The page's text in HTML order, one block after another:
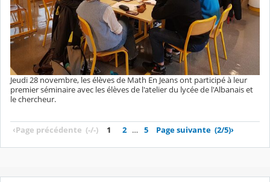
Jeudi 28 novembre, les élèves de Math En Jeans ont participé à leur
premier séminaire avec les élèves de l'atelier du lycée de l'Albanais et
le chercheur.
‹Page précédente (-/-) 1 2 … 5 Page suivante (2/5)›